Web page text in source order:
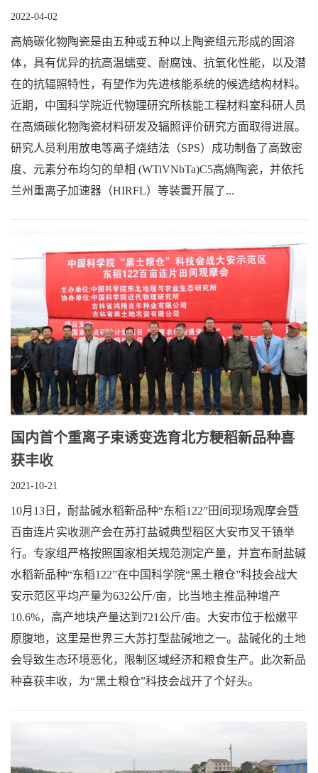
2022-04-02
高熵碳化物陶瓷是由五种或五种以上陶瓷组元形成的固溶
体，具有优异的抗高温蠕变、耐腐蚀、抗氧化性能，以及潜
在的抗辐照特性，有望作为先进核能系统的候选结构材料。
近期，中国科学院近代物理研究所核能工程材料室科研人员
在高熵碳化物陶瓷材料研发及辐照评价研究方面取得进展。
研究人员利用放电等离子烧结法（SPS）成功制备了高致密
度、元素分布均匀的单相 (WTiVNbTa)C5高熵陶瓷，并依托
兰州重离子加速器（HIRFL）等装置开展了...
国内首个重离子束诱变选育北方粳稻新品种喜
获丰收
2021-10-21
10月13日，耐盐碱水稻新品种“东稻122”田间现场观摩会暨
百亩连片实收测产会在苏打盐碱典型稻区大安市叉干镇举
行。专家组严格按照国家相关规范测定产量，并宣布耐盐碱
水稻新品种“东稻122”在中国科学院“黑土粮仓”科技会战大
安示范区平均产量为632公斤/亩，比当地主推品种增产
10.6%，高产地块产量达到721公斤/亩。大安市位于松嫩平
原腹地，这里是世界三大苏打型盐碱地之一。盐碱化的土地
会导致生态环境恶化，限制区域经济和粮食生产。此次新品
种喜获丰收，为“黑土粮仓”科技会战开了个好头。